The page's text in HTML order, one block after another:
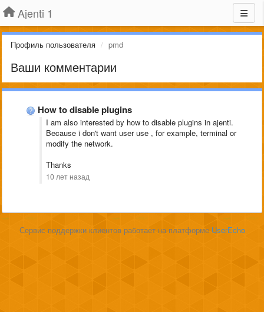
Ajenti 1
Профиль пользователя pmd
Ваши комментарии
How to disable plugins
I am also interested by how to disable plugins in ajenti.
Because i don't want user use , for example, terminal or
modify the network.
Thanks
10 лет назад
Сервис поддержки клиентов работает на платформе UserEcho